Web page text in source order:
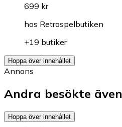
699 kr
hos Retrospelbutiken
+19 butiker
Hoppa över innehållet
Annons
Andra besökte även
Hoppa över innehållet